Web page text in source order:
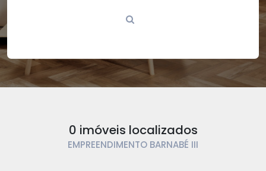
0 imóveis localizados
EMPREENDIMENTO BARNABÉ III